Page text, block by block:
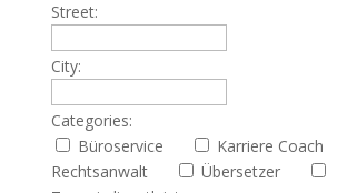
Street:
City:
Categories:
Büroservice
Karriere Coach
Rechtsanwalt
Übersetzer